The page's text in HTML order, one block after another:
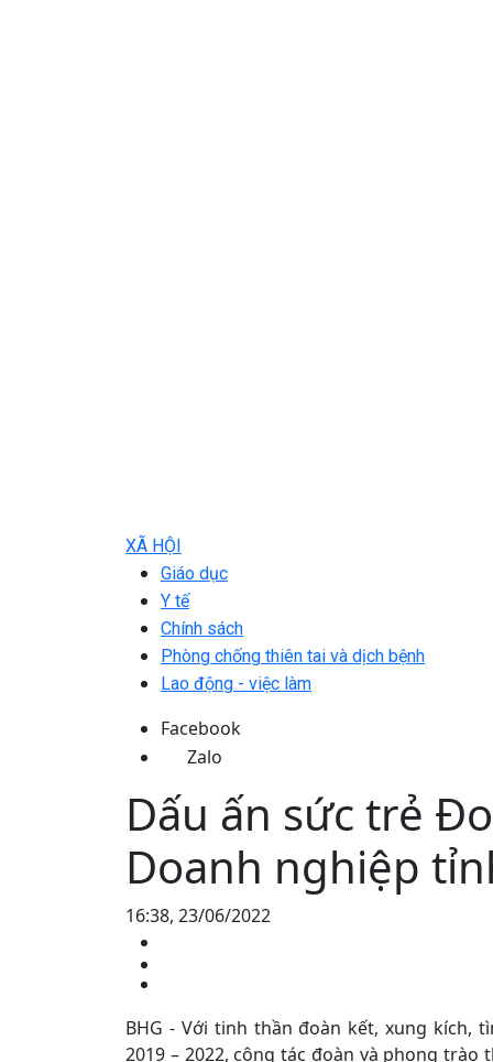
XÃ HỘI
Giáo dục
Y tế
Chính sách
Phòng chống thiên tai và dịch bệnh
Lao động - việc làm
Facebook
Zalo
Dấu ấn sức trẻ
Doanh nghiệp
16:38, 23/06/2022
BHG - Với tinh thần đoàn kết, xung kích,
2019 – 2022, công tác đoàn và phong trào